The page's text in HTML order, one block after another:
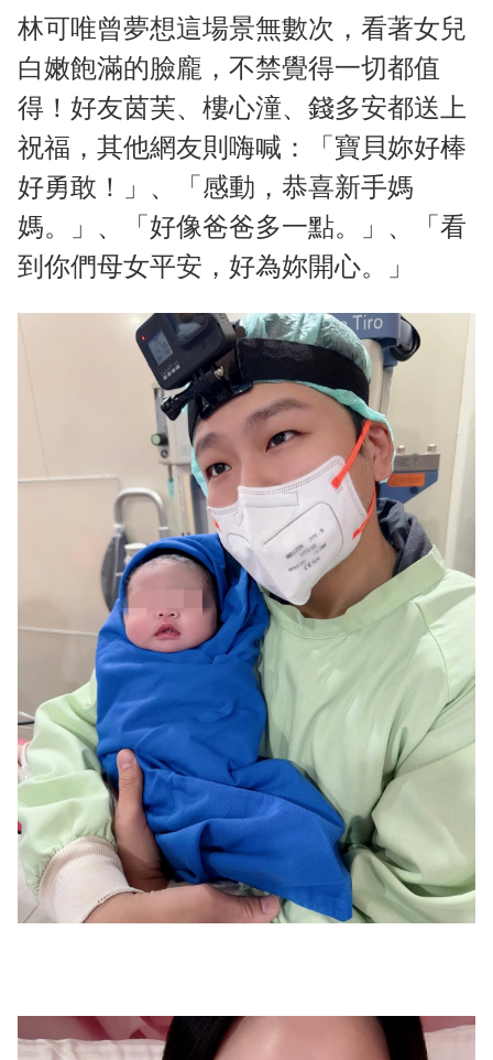
林可唯曾夢想這場景無數次，看著女兒
白嫩飽滿的臉龐，不禁覺得一切都值
得！好友茵芙、樓心潼、錢多安都送上
祝福，其他網友則嗨喊：「寶貝妳好棒
好勇敢！」、「感動，恭喜新手媽
媽。」、「好像爸爸多一點。」、「看
到你們母女平安，好為妳開心。」